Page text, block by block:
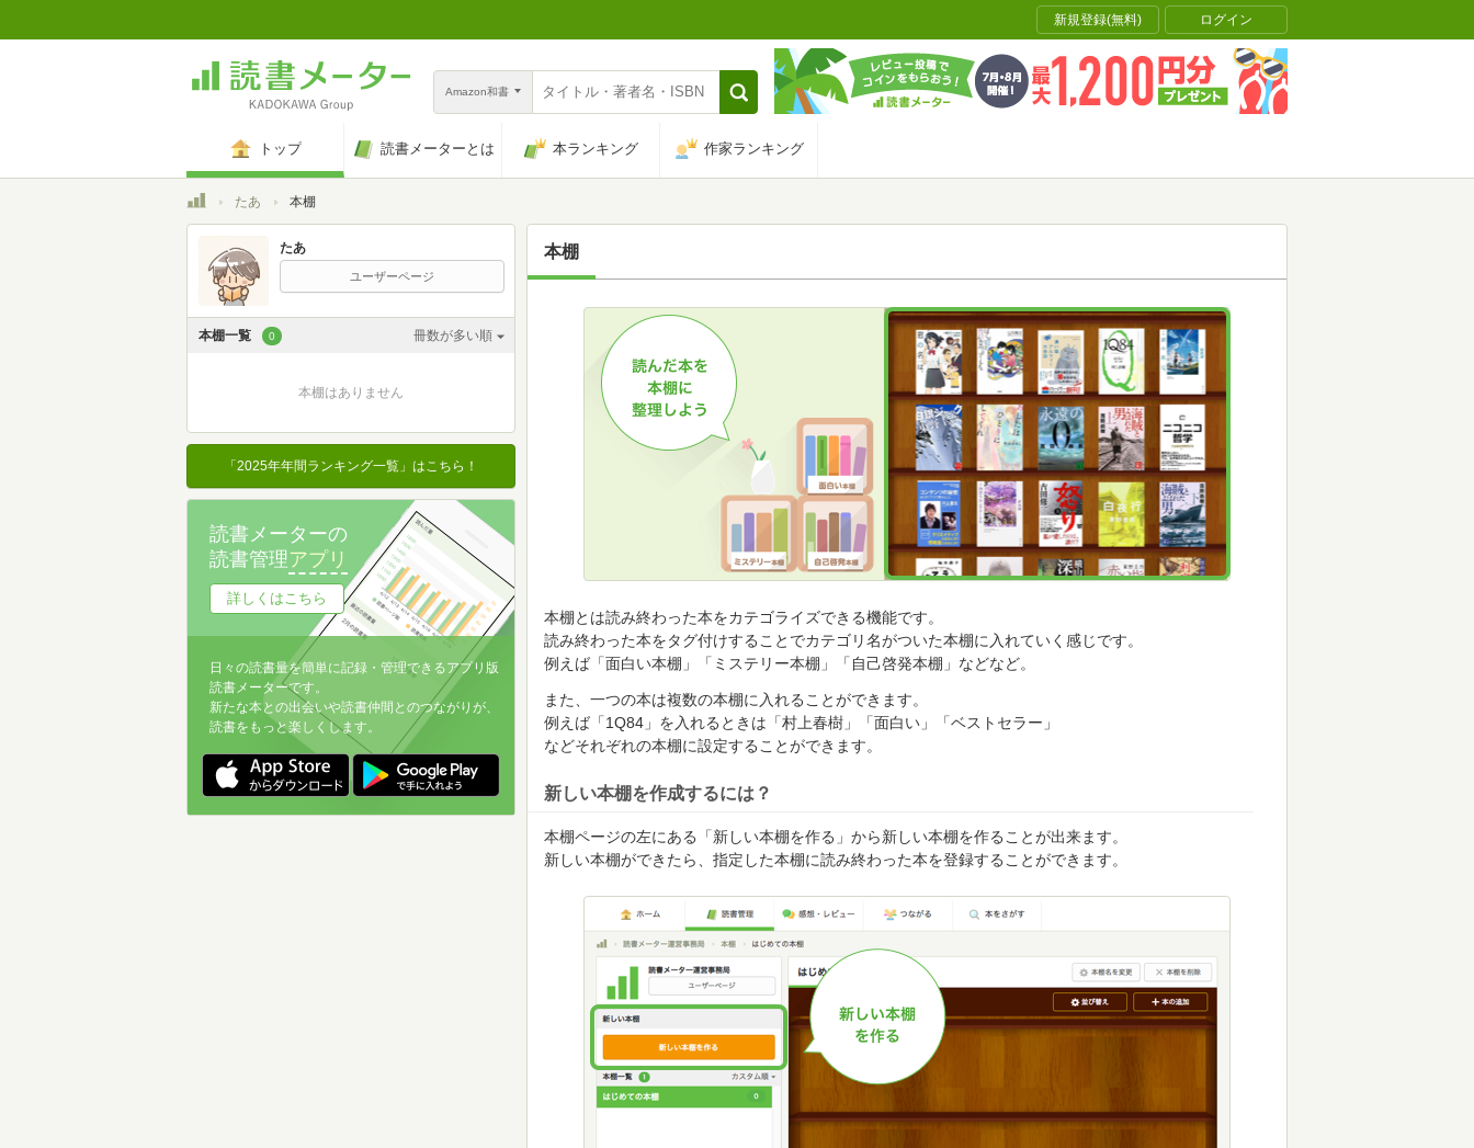
新規登録(無料) ログイン
Amazon和書
トップ 読書メーターとは 本ランキング 作家ランキング
トップたあ 本棚
たあ
ユーザーページ
本棚一覧 0 冊数が多い順
登録日時が新しい順
登録日時が古い順
名前昇順
名前降順
冊数が多い順
冊数が少ない順
本棚はありません
「2025年年間ランキング一覧」はこちら！
読書メーターの
読書管理アプリ
詳しくはこちら
日々の読書量を簡単に記録・管理できるアプリ版
読書メーターです。
新たな本との出会いや読書仲間とのつながりが、
読書をもっと楽しくします。
本棚
本棚とは読み終わった本をカテゴライズできる機能です。
読み終わった本をタグ付けすることでカテゴリ名がついた本棚に入れていく感じです。
例えば「面白い本棚」「ミステリー本棚」「自己啓発本棚」などなど。
また、一つの本は複数の本棚に入れることができます。
例えば「1Q84」を入れるときは「村上春樹」「面白い」「ベストセラー」
などそれぞれの本棚に設定することができます。
新しい本棚を作成するには？
本棚ページの左にある「新しい本棚を作る」から新しい本棚を作ることが出来ます。
新しい本棚ができたら、指定した本棚に読み終わった本を登録することができます。